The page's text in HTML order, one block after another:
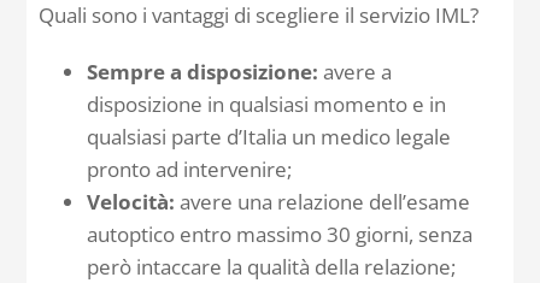
Quali sono i vantaggi di scegliere il servizio IML?
Sempre a disposizione: avere a
disposizione in qualsiasi momento e in
qualsiasi parte d’Italia un medico legale
pronto ad intervenire;
Velocità: avere una relazione dell’esame
autoptico entro massimo 30 giorni, senza
però intaccare la qualità della relazione;